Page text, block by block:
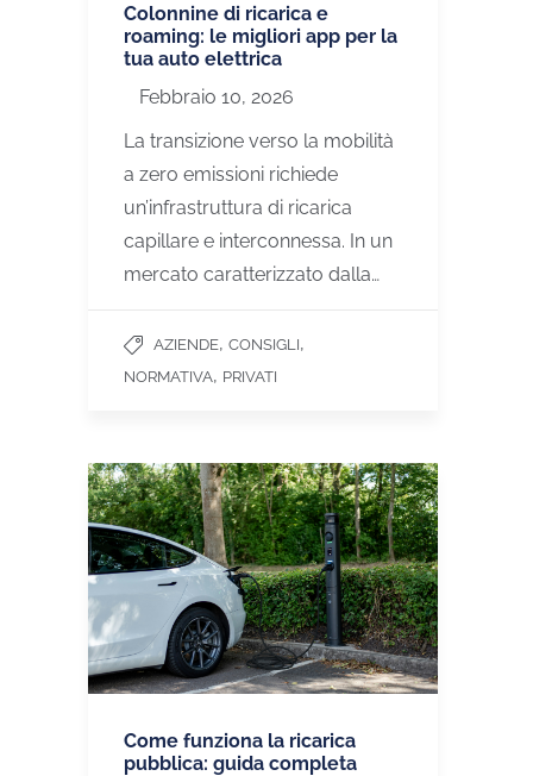
Colonnine di ricarica e
roaming: le migliori app per la
tua auto elettrica
Febbraio 10, 2026
La transizione verso la mobilità
a zero emissioni richiede
un’infrastruttura di ricarica
capillare e interconnessa. In un
mercato caratterizzato dalla…
AZIENDE, CONSIGLI,
NORMATIVA, PRIVATI
Come funziona la ricarica
pubblica: guida completa